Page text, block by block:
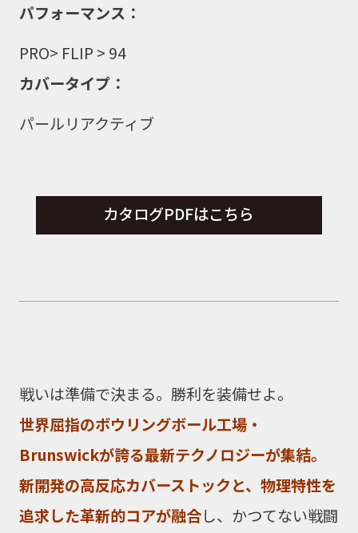
パフォーマンス：
PRO> FLIP > 94
カバータイプ：
パールリアクティブ
カタログPDFはこちら
戦いは準備で決まる。勝利を装備せよ。
世界屈指のボウリングボール工場・
Brunswickが誇る最新テクノロジーが集結。
新開発の高反応カバーストックと、物理特性を
追求した革新的コアが融合し、かつてない戦闘